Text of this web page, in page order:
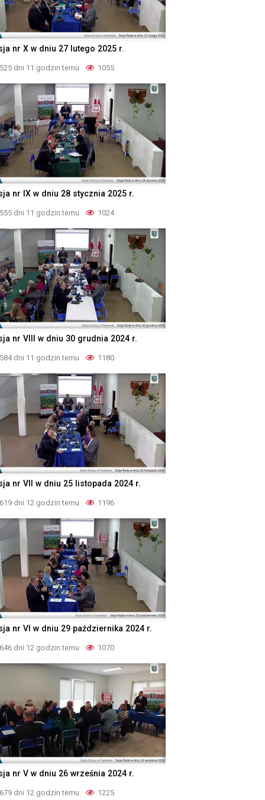
nr X w dniu 27 lutego 2025 r.
525 dni 11 godzin temu 1055
nr IX w dniu 28 stycznia 2025 r.
555 dni 11 godzin temu 1024
nr VIII w dniu 30 grudnia 2024 r.
584 dni 11 godzin temu 1180
nr VII w dniu 25 listopada 2024 r.
619 dni 12 godzin temu 1196
nr VI w dniu 29 października 2024 r.
646 dni 12 godzin temu 1070
nr V w dniu 26 września 2024 r.
679 dni 12 godzin temu 1225